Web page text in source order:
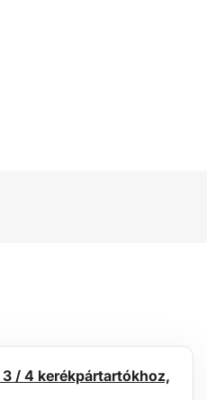
/ 4 kerékpártartókhoz,